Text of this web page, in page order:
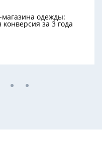
магазина одежды:
за 3 года